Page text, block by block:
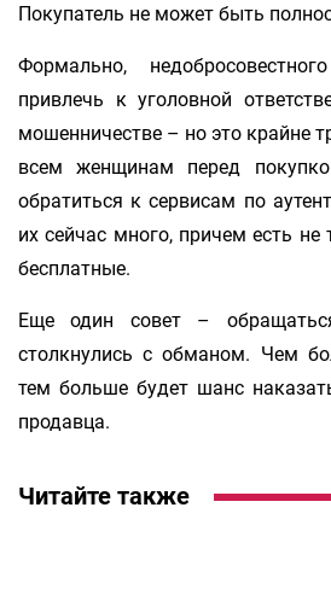
Покупатель не может быть
Формально,
привлечь к уголовной
мошенничестве – но это крайне
всем женщинам перед
обратиться к сервисам по
их сейчас много, причем есть не
бесплатные.
Еще один совет –
столкнулись с обманом. Чем
тем больше будет шанс
продавца.
Читайте также